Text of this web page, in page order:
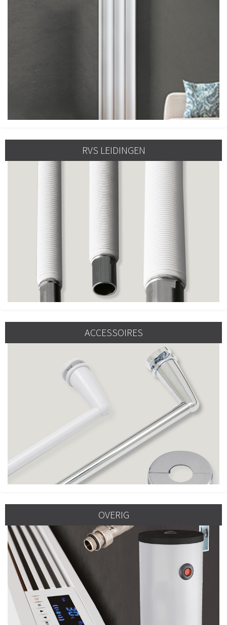
RVS LEIDINGEN
ACCESSOIRES
OVERIG